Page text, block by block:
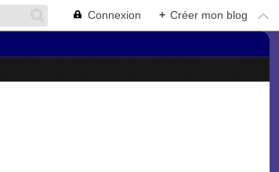
Connexion + Créer mon blog